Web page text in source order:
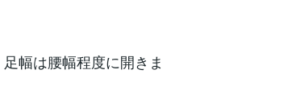
幅は腰幅程度に開きま